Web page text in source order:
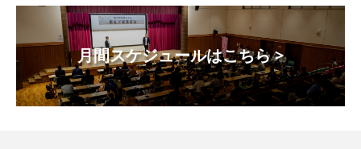
月間スケジュールはこちら >